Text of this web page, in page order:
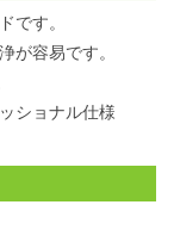
です。
が容易です。
ショナル仕様